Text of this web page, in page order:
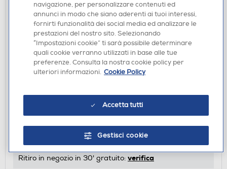
CELLULARLINE - Dispositivo per trovare oggetti
BTTRACY1W-Bianco
€ 18,90
Acquisto online:disponibile
Ritiro in negozio in 30' gratuito: verifica
navigazione, per personalizzare contenuti ed
annunci in modo che siano aderenti ai tuoi interessi,
fornirti funzionalità dei social media ed analizzare le
prestazioni del nostro sito. Selezionando
“Impostazioni cookie” ti sarà possibile determinare
quali cookie verranno utilizzati in base alle tue
preferenze. Consulta la nostra cookie policy per
ulteriori informazioni. Cookie Policy
Accetta tutti
Gestisci cookie